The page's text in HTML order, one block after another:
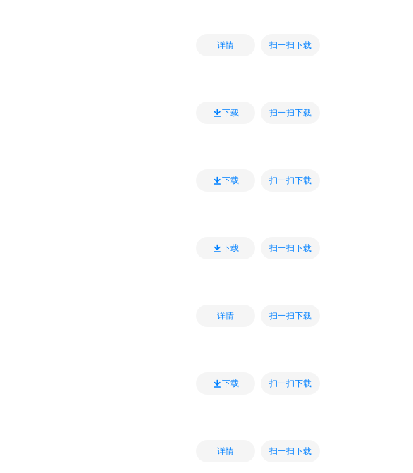
详情 扫一扫下载
下载 扫一扫下载
下载 扫一扫下载
下载 扫一扫下载
详情 扫一扫下载
下载 扫一扫下载
详情 扫一扫下载